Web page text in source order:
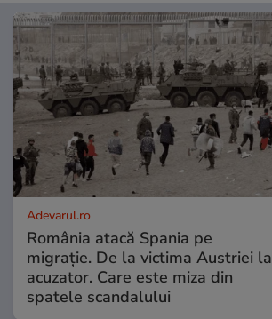
Adevarul.ro
România atacă Spania pe
migrație. De la victima Austriei la
acuzator. Care este miza din
spatele scandalului